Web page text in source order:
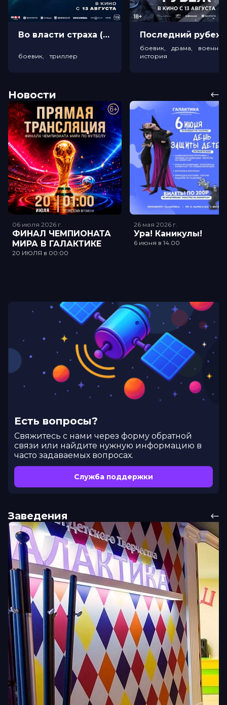
Во власти страха (18+)
боевик, триллер
боевик, драма,
история
Новости
06 июля 2026 г.
ФИНАЛ ЧЕМПИОНАТА
МИРА В ГАЛАКТИКЕ
20 ИЮЛЯ в 00:00
26 мая 2026 г.
Ура! Каникулы!
6 июня в 14.00
Есть вопросы?
Cвяжитесь с нами через форму обратной
связи или найдите нужную информацию в
часто задаваемых вопросах.
Служба поддержки
Заведения